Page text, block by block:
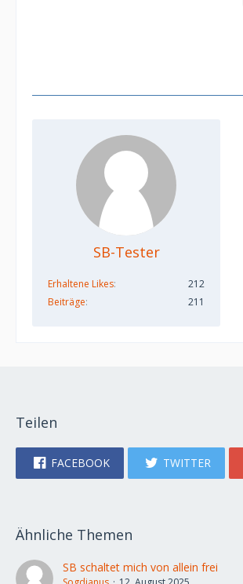
SB-Tester
Erhaltene Likes
212
Beiträge
211
Teilen
FACEBOOK TWITTER
Ähnliche Themen
SB schaltet mich von allein frei